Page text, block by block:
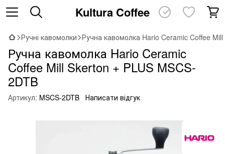
Kultura Coffee
Ручні кавомолки Ручна кавомолка Hario Ceramic Coffee
Ручна кавомолка Hario Ceramic
Coffee Mill Skerton + PLUS MSCS-
2DTB
Артикул: MSCS-2DTB Написати відгук